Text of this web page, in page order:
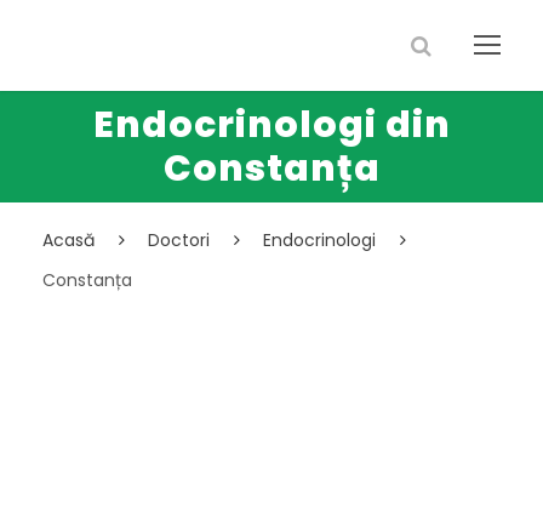
Endocrinologi din
Constanța
Acasă Doctori
Endocrinologi
Constanța